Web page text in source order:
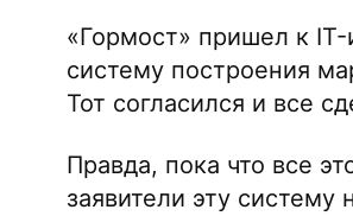
«Гормост» пришел к IT-
систему построения
Тот согласился и все
Правда, пока что все
заявители эту систему